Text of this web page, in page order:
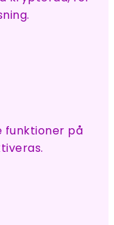
funktioner på